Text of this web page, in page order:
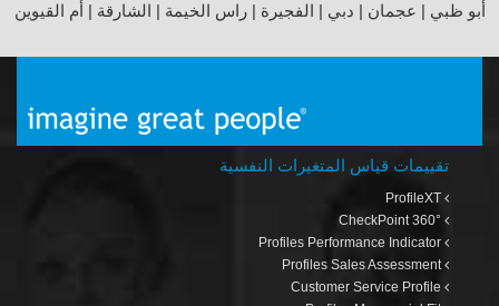
أبو ظبي | عجمان | دبي | الفجيرة | راس الخيمة | الشارقة | أم القيوين
تقييمات قياس المتغيرات النفسية
ProfileXT
CheckPoint 360°
Profiles Performance Indicator
Profiles Sales Assessment
Customer Service Profile